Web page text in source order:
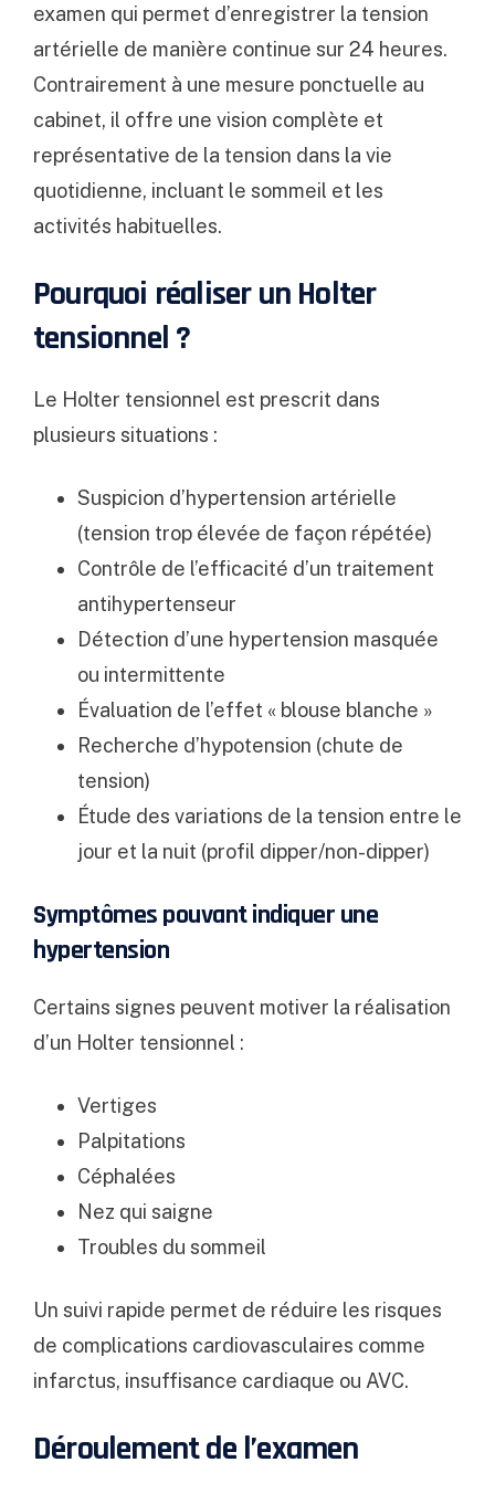
examen qui permet d’enregistrer la tension
artérielle de manière continue sur 24 heures.
Contrairement à une mesure ponctuelle au
cabinet, il offre une vision complète et
représentative de la tension dans la vie
quotidienne, incluant le sommeil et les
activités habituelles.
Pourquoi réaliser un Holter
tensionnel ?
Le Holter tensionnel est prescrit dans
plusieurs situations :
Suspicion d’hypertension artérielle
(tension trop élevée de façon répétée)
Contrôle de l’efficacité d’un traitement
antihypertenseur
Détection d’une hypertension masquée
ou intermittente
Évaluation de l’effet « blouse blanche »
Recherche d’hypotension (chute de
tension)
Étude des variations de la tension entre le
jour et la nuit (profil dipper/non-dipper)
Symptômes pouvant indiquer une
hypertension
Certains signes peuvent motiver la réalisation
d’un Holter tensionnel :
Vertiges
Palpitations
Céphalées
Nez qui saigne
Troubles du sommeil
Un suivi rapide permet de réduire les risques
de complications cardiovasculaires comme
infarctus, insuffisance cardiaque ou AVC.
Déroulement de l’examen